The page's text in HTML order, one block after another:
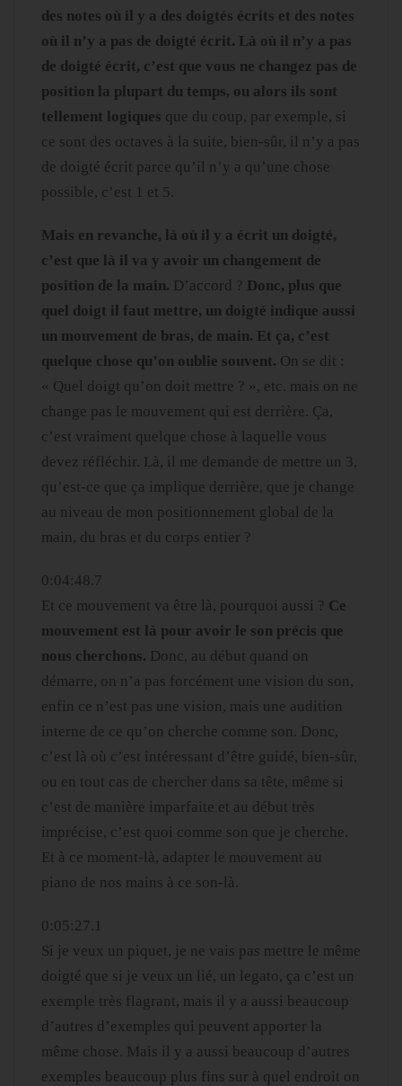
des notes où il y a des doigtés écrits et des notes
où il n’y a pas de doigté écrit. Là où il n’y a pas
de doigté écrit, c’est que vous ne changez pas de
position la plupart du temps, ou alors ils sont
tellement logiques que du coup, par exemple, si
ce sont des octaves à la suite, bien-sûr, il n’y a pas
de doigté écrit parce qu’il n’y a qu’une chose
possible, c’est 1 et 5.
Mais en revanche, là où il y a écrit un doigté,
c’est que là il va y avoir un changement de
position de la main. D’accord ? Donc, plus que
quel doigt il faut mettre, un doigté indique aussi
un mouvement de bras, de main. Et ça, c’est
quelque chose qu’on oublie souvent. On se dit :
« Quel doigt qu’on doit mettre ? », etc. mais on ne
change pas le mouvement qui est derrière. Ça,
c’est vraiment quelque chose à laquelle vous
devez réfléchir. Là, il me demande de mettre un 3,
qu’est-ce que ça implique derrière, que je change
au niveau de mon positionnement global de la
main, du bras et du corps entier ?
0:04:48.7
Et ce mouvement va être là, pourquoi aussi ? Ce
mouvement est là pour avoir le son précis que
nous cherchons. Donc, au début quand on
démarre, on n’a pas forcément une vision du son,
enfin ce n’est pas une vision, mais une audition
interne de ce qu’on cherche comme son. Donc,
c’est là où c’est intéressant d’être guidé, bien-sûr,
ou en tout cas de chercher dans sa tête, même si
c’est de manière imparfaite et au début très
imprécise, c’est quoi comme son que je cherche.
Et à ce moment-là, adapter le mouvement au
piano de nos mains à ce son-là.
0:05:27.1
Si je veux un piquet, je ne vais pas mettre le même
doigté que si je veux un lié, un legato, ça c’est un
exemple très flagrant, mais il y a aussi beaucoup
d’autres d’exemples qui peuvent apporter la
même chose. Mais il y a aussi beaucoup d’autres
exemples beaucoup plus fins sur à quel endroit on